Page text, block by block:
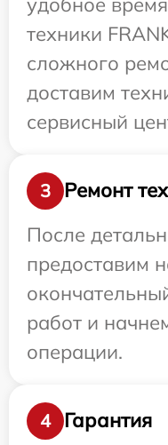
техники
сложного
доставим
сервисный
3
Ремонт
После
предоставим
работ и
операции.
4
Гарантия